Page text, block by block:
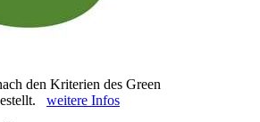
den Kriterien des Green
weitere Infos